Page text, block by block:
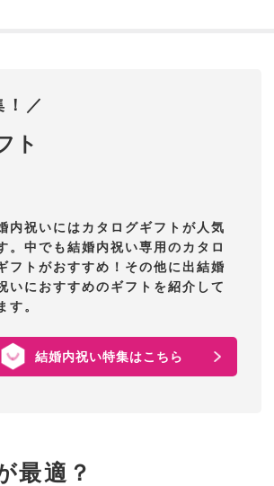
／
ト
内祝いにはカタログギフトが人気
。中でも結婚内祝い専用のカタロ
フトがおすすめ！その他に出結婚
いにおすすめのギフトを紹介して
す。
結婚内祝い特集はこちら
最適？